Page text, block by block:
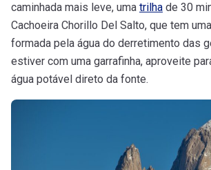
caminhada mais leve, uma trilha de 30
Cachoeira Chorillo Del Salto, que tem
formada pela água do derretimento das
estiver com uma garrafinha, aproveite
água potável direto da fonte.